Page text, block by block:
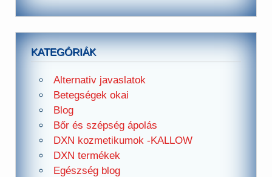
KATEGÓRIÁK
Alternativ javaslatok
Betegségek okai
Blog
Bőr és szépség ápolás
DXN kozmetikumok -KALLOW
DXN termékek
Egészség blog